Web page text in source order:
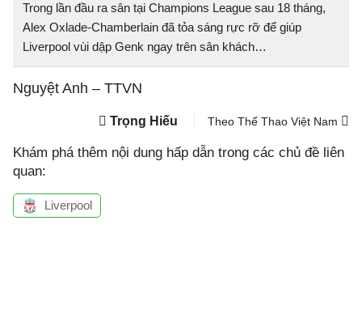
Trong lần đầu ra sân tại Champions League sau 18 tháng,
Alex Oxlade-Chamberlain đã tỏa sáng rực rỡ để giúp
Liverpool vùi dập Genk ngay trên sân khách…
Nguyệt Anh – TTVN
Trọng Hiếu Theo Thể Thao Việt Nam
Khám phá thêm nội dung hấp dẫn trong các chủ đề liên
quan:
Liverpool